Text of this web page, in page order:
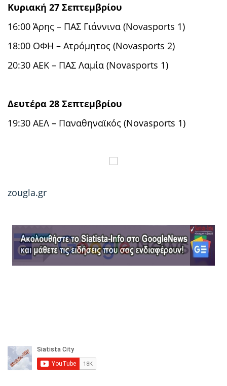
Κυριακή 27 Σεπτεμβρίου
16:00 Άρης – ΠΑΣ Γιάννινα (Novasports 1)
18:00 ΟΦΗ – Ατρόμητος (Novasports 2)
20:30 ΑΕΚ – ΠΑΣ Λαμία (Novasports 1)
Δευτέρα 28 Σεπτεμβρίου
19:30 ΑΕΛ – Παναθηναϊκός (Novasports 1)
zougla.gr